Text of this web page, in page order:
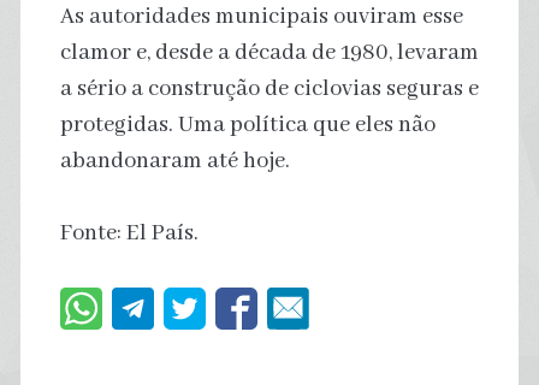
As autoridades municipais ouviram esse
clamor e, desde a década de 1980, levaram
a sério a construção de ciclovias seguras e
protegidas. Uma política que eles não
abandonaram até hoje.
Fonte: El País.